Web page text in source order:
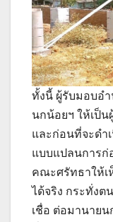
ทั้งนี้ ผู้รับมอบอำ
นกน้อยฯ ให้เป็น
และก่อนที่จะดำ
แบบแปลนการก่
คณะศรัทธาให้เ
ได้จริง กระทั่งต
เชื่อ ต่อมานายน